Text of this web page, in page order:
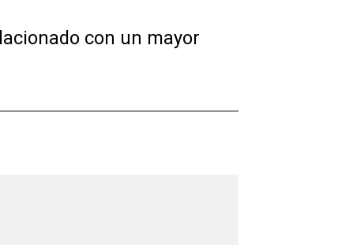
con un mayor